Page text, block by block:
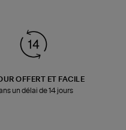
OFFERT ET FACILE
un délai de 14 jours